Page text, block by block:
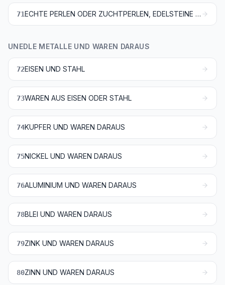
71 ECHTE PERLEN ODER ZUCHTPERLEN, EDELSTEINE ODER SCHMUCKSTEINE, EDELMETALLE, EDELMETALLPLATTIERUNGEN UND WAREN DARAUS; FANTASIESCHMUCK; MÜNZEN
UNEDLE METALLE UND WAREN DARAUS
72EISEN UND STAHL
73WAREN AUS EISEN ODER STAHL
74KUPFER UND WAREN DARAUS
75NICKEL UND WAREN DARAUS
76ALUMINIUM UND WAREN DARAUS
78BLEI UND WAREN DARAUS
79ZINK UND WAREN DARAUS
80ZINN UND WAREN DARAUS